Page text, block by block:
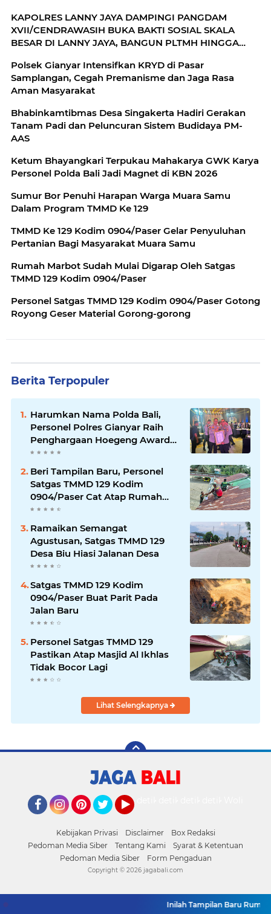
KAPOLRES LANNY JAYA DAMPINGI PANGDAM
XVII/CENDRAWASIH BUKA BAKTI SOSIAL SKALA
BESAR DI LANNY JAYA, BANGUN PLTMH HINGGA
Polsek Gianyar Intensifkan KRYD di Pasar
Samplangan, Cegah Premanisme dan Jaga Rasa
Aman Masyarakat
Bhabinkamtibmas Desa Singakerta Hadiri Gerakan
Tanam Padi dan Peluncuran Sistem Budidaya PM-
AAS
Ketum Bhayangkari Terpukau Mahakarya GWK Karya
Personel Polda Bali Jadi Magnet di KBN 2026
Sumur Bor Penuhi Harapan Warga Muara Samu
Dalam Program TMMD Ke 129
TMMD Ke 129 Kodim 0904/Paser Gelar Penyuluhan
Pertanian Bagi Masyarakat Muara Samu
Rumah Marbot Sudah Mulai Digarap Oleh Satgas
TMMD 129 Kodim 0904/Paser
Personel Satgas TMMD 129 Kodim 0904/Paser Gotong
Royong Geser Material Gorong-gorong
Berita Terpopuler
Harumkan Nama Polda Bali,
Personel Polres Gianyar Raih
Penghargaan Hoegeng Awards
2026
Beri Tampilan Baru, Personel
Satgas TMMD 129 Kodim
0904/Paser Cat Atap Rumah
Marbot
Ramaikan Semangat
Agustusan, Satgas TMMD 129
Desa Biu Hiasi Jalanan Desa
Satgas TMMD 129 Kodim
0904/Paser Buat Parit Pada
Jalan Baru
Personel Satgas TMMD 129
Pastikan Atap Masjid Al Ikhlas
Tidak Bocor Lagi
Lihat Selengkapnya
Kebijakan Privasi Disclaimer
Box Redaksi
Pedoman Media Siber
Tentang Kami
Syarat & Ketentuan
Pedoman Media Siber
Form Pengaduan
Inilah Tampilan Baru Rumah
Copyright © 2026 jagabali.com